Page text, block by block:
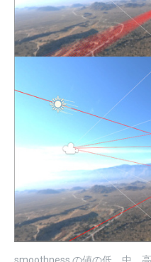
smoothness の値の低、中、